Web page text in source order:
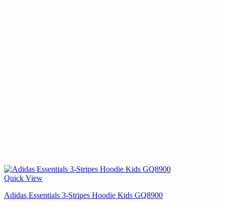
Quick View
Adidas Essentials 3-Stripes Hoodie Kids GQ8900